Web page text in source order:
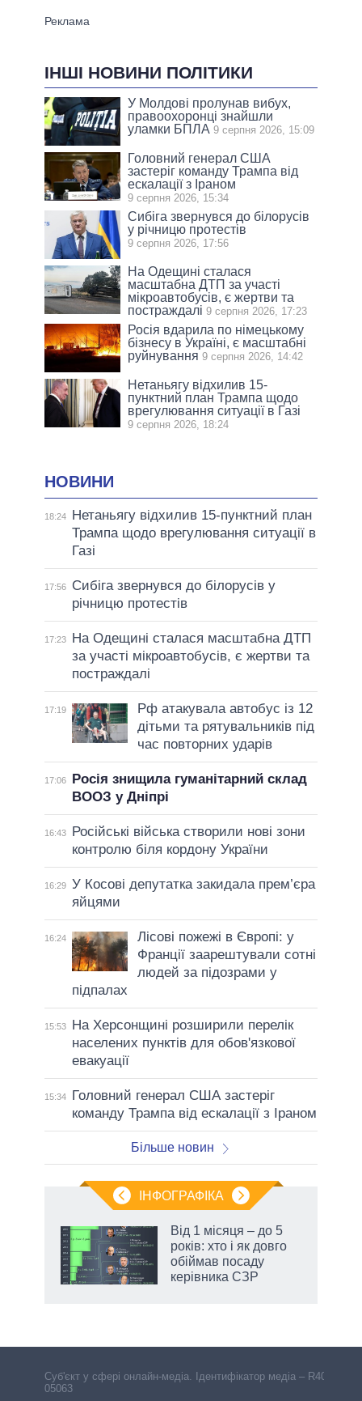
ІНШІ НОВИНИ ПОЛІТИКИ
У Молдові пролунав вибух,
правоохоронці знайшли
уламки БПЛА 9 серпня 2026, 15:09
Головний генерал США
застеріг команду Трампа від
ескалації з Іраном
9 серпня 2026, 15:34
Сибіга звернувся до білорусів
у річницю протестів
9 серпня 2026, 17:56
На Одещині сталася
масштабна ДТП за участі
мікроавтобусів, є жертви та
постраждалі 9 серпня 2026, 17:23
Росія вдарила по німецькому
бізнесу в Україні, є масштабні
руйнування 9 серпня 2026, 14:42
Нетаньягу відхилив 15-
пунктний план Трампа щодо
врегулювання ситуації в Газі
9 серпня 2026, 18:24
НОВИНИ
18:24
Нетаньягу відхилив 15-пунктний план
Трампа щодо врегулювання ситуації в
Газі
17:56
Сибіга звернувся до білорусів у
річницю протестів
17:23
На Одещині сталася масштабна ДТП
за участі мікроавтобусів, є жертви та
постраждалі
17:19
Рф атакувала автобус із 12
дітьми та рятувальників під
час повторних ударів
17:06
Росія знищила гуманітарний склад
ВООЗ у Дніпрі
16:43
Російські війська створили нові зони
контролю біля кордону України
16:29 У Косові депутатка закидала прем’єра
яйцями
16:24
Лісові пожежі в Європі: у
Франції заарештували сотні
людей за підозрами у
підпалах
15:53
На Херсонщині розширили перелік
населених пунктів для обов'язкової
евакуації
15:34
Головний генерал США застеріг
команду Трампа від ескалації з Іраном
Більше новин
ІНФОГРАФІКА
Від 1 місяця – до 5
років: хто і як довго
обіймав посаду
керівника СЗР
Cуб'єкт у сфері онлайн-медіа. Ідентифікатор медіа – R40-
05063